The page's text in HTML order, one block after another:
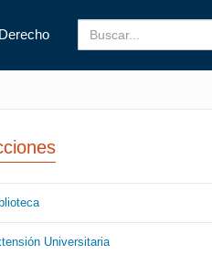
Universitaria